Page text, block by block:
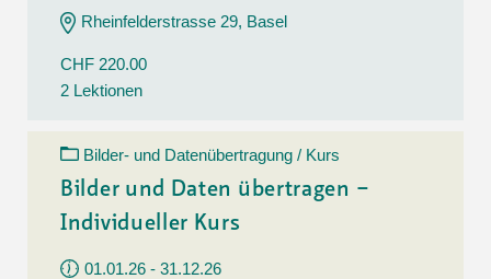
Rheinfelderstrasse 29, Basel
CHF 220.00
2 Lektionen
Bilder- und Datenübertragung / Kurs
Bilder und Daten übertragen –
Individueller Kurs
01.01.26 - 31.12.26